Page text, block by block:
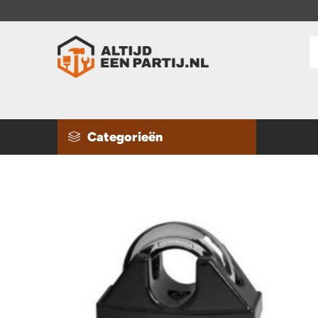
Categorieën